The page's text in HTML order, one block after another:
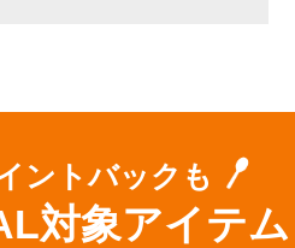
ントバックも
対象アイテム